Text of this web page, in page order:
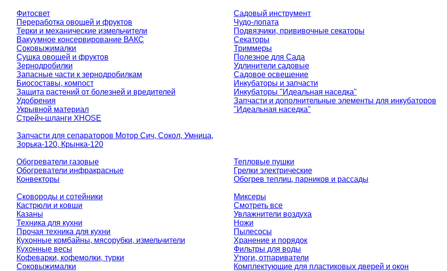
Фитосвет
Переработка овощей и фруктов
Терки и механические измельчители
Вакуумное консервирование ВАКС
Соковыжималки
Сушка овощей и фруктов
Зернодробилки
Запасные части к зернодробилкам
Биосоставы, компост
Защита растений от болезней и вредителей
Удобрения
Укрывной материал
Стрейч-шланги XHOSE
Садовый инструмент
Чудо-лопата
Подвязчики, прививочные секаторы
Секаторы
Триммеры
Полезное для Сада
Удлинители садовые
Садовое освещение
Инкубаторы и запчасти
Инкубаторы "Идеальная наседка"
Запчасти и дополнительные элементы для инкубаторов
"Идеальная наседка"
Запчасти для сепараторов Мотор Сич, Сокол, Умница,
Зорька-120, Крынка-120
Обогреватели газовые
Обогреватели инфракрасные
Конвекторы
Тепловые пушки
Грелки электрические
Обогрев теплиц, парников и рассады
Сковороды и сотейники
Кастрюли и ковши
Казаны
Техника для кухни
Прочая техника для кухни
Кухонные комбайны, мясорубки, измельчители
Кухонные весы
Кофеварки, кофемолки, турки
Соковыжималки
Миксеры
Смотреть все
Увлажнители воздуха
Ножи
Пылесосы
Хранение и порядок
Фильтры для воды
Утюги, отпариватели
Комплектующие для пластиковых дверей и окон